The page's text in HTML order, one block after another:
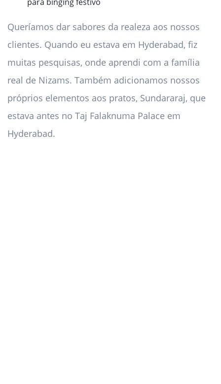
Queríamos dar sabores da realeza aos nossos
clientes. Quando eu estava em Hyderabad, fiz
muitas pesquisas, onde aprendi com a família
real de Nizams. Também adicionamos nossos
próprios elementos aos pratos, Sundararaj, que
estava antes no Taj Falaknuma Palace em
Hyderabad.